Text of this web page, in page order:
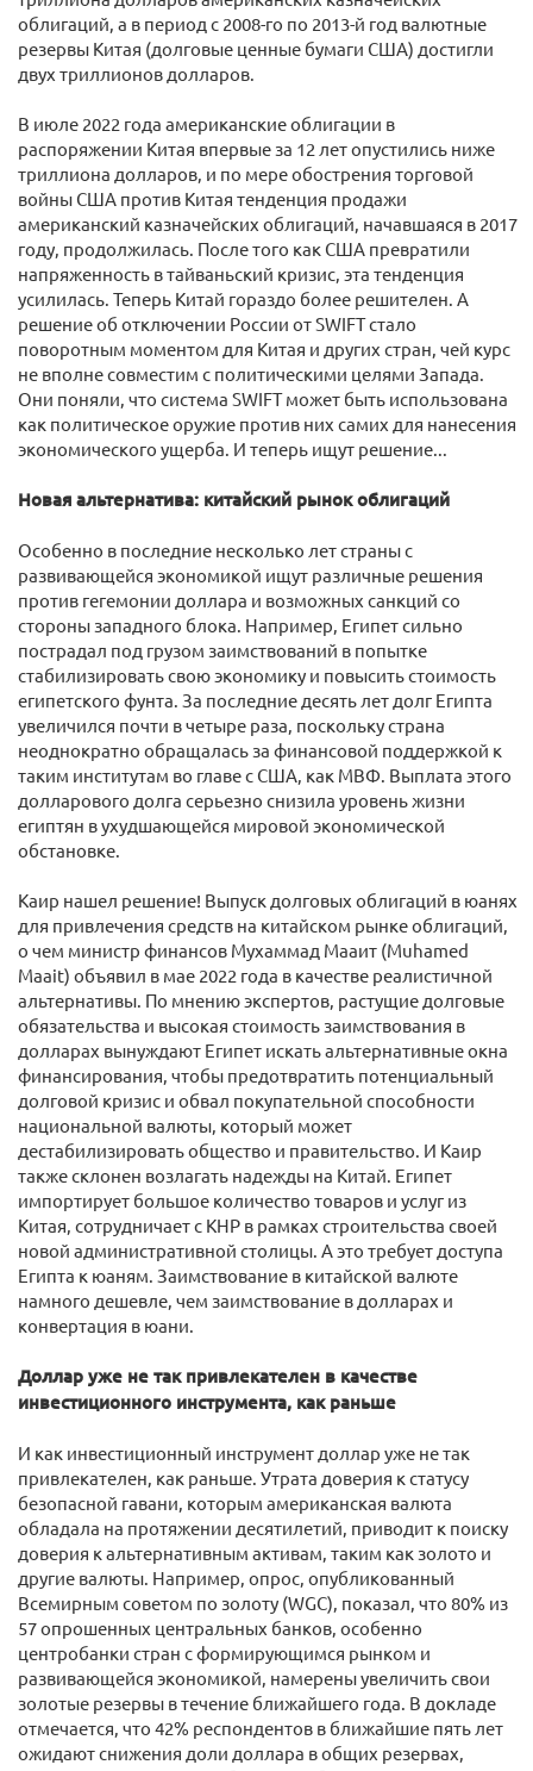
облигаций, а в период с 2008-го по 2013-й год валютные
резервы Китая (долговые ценные бумаги США) достигли
двух триллионов долларов.
В июле 2022 года американские облигации в
распоряжении Китая впервые за 12 лет опустились ниже
триллиона долларов, и по мере обострения торговой
войны США против Китая тенденция продажи
американский казначейских облигаций, начавшаяся в 2017
году, продолжилась. После того как США превратили
напряженность в тайваньский кризис, эта тенденция
усилилась. Теперь Китай гораздо более решителен. А
решение об отключении России от SWIFT стало
поворотным моментом для Китая и других стран, чей курс
не вполне совместим с политическими целями Запада.
Они поняли, что система SWIFT может быть использована
как политическое оружие против них самих для нанесения
экономического ущерба. И теперь ищут решение...
Новая альтернатива: китайский рынок облигаций
Особенно в последние несколько лет страны с
развивающейся экономикой ищут различные решения
против гегемонии доллара и возможных санкций со
стороны западного блока. Например, Египет сильно
пострадал под грузом заимствований в попытке
стабилизировать свою экономику и повысить стоимость
египетского фунта. За последние десять лет долг Египта
увеличился почти в четыре раза, поскольку страна
неоднократно обращалась за финансовой поддержкой к
таким институтам во главе с США, как МВФ. Выплата этого
долларового долга серьезно снизила уровень жизни
египтян в ухудшающейся мировой экономической
обстановке.
Каир нашел решение! Выпуск долговых облигаций в юанях
для привлечения средств на китайском рынке облигаций,
о чем министр финансов Мухаммад Мааит (Muhamed
Maait) объявил в мае 2022 года в качестве реалистичной
альтернативы. По мнению экспертов, растущие долговые
обязательства и высокая стоимость заимствования в
долларах вынуждают Египет искать альтернативные окна
финансирования, чтобы предотвратить потенциальный
долговой кризис и обвал покупательной способности
национальной валюты, который может
дестабилизировать общество и правительство. И Каир
также склонен возлагать надежды на Китай. Египет
импортирует большое количество товаров и услуг из
Китая, сотрудничает с КНР в рамках строительства своей
новой административной столицы. А это требует доступа
Египта к юаням. Заимствование в китайской валюте
намного дешевле, чем заимствование в долларах и
конвертация в юани.
Доллар уже не так привлекателен в качестве
инвестиционного инструмента, как раньше
И как инвестиционный инструмент доллар уже не так
привлекателен, как раньше. Утрата доверия к статусу
безопасной гавани, которым американская валюта
обладала на протяжении десятилетий, приводит к поиску
доверия к альтернативным активам, таким как золото и
другие валюты. Например, опрос, опубликованный
Всемирным советом по золоту (WGC), показал, что 80% из
57 опрошенных центральных банков, особенно
центробанки стран с формирующимся рынком и
развивающейся экономикой, намерены увеличить свои
золотые резервы в течение ближайшего года. В докладе
отмечается, что 42% респондентов в ближайшие пять лет
ожидают снижения доли доллара в общих резервах,